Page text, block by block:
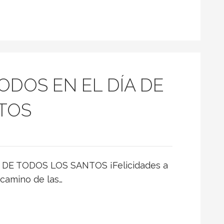
EN EL DÍA DE
TODOS LOS SANTOS ¡Felicidades a
de las…